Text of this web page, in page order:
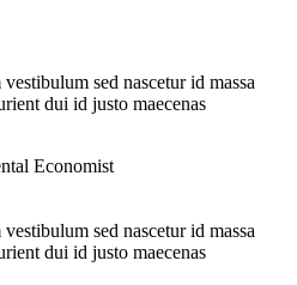
sed nascetur id massa
dui id justo maecenas
Economist
sed nascetur id massa
dui id justo maecenas